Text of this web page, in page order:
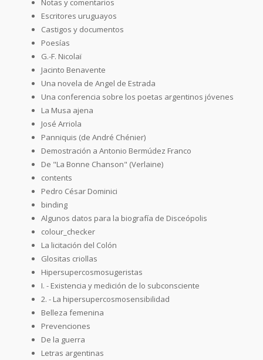
Escritores uruguayos
Castigos y documentos
Poesías
G.-F. Nicolaï
Jacinto Benavente
Una novela de Angel de Estrada
Una conferencia sobre los poetas argentinos jóvenes
La Musa ajena
José Arriola
Panniquis (de André Chénier)
Demostración a Antonio Bermúdez Franco
De "La Bonne Chanson" (Verlaine)
contents
Pedro César Dominici
binding
Algunos datos para la biografía de Disceópolis
colour_checker
La licitación del Colón
Glositas criollas
Hipersupercosmosugeristas
I. - Existencia y medición de lo subconsciente
2. - La hipersupercosmosensibilidad
Belleza femenina
Prevenciones
De la guerra
Letras argentinas